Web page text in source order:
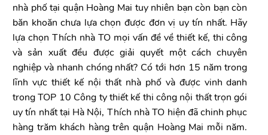
nhà phố tại quận Hoàng Mai tuy nhiên bạn còn bạn còn
băn khoăn chưa lựa chọn được đơn vị uy tín nhất. Hãy
lựa chọn Thích nhà TO mọi vấn đề về thiết kế, thi công
và sản xuất đều được giải quyết một cách chuyên
nghiệp và nhanh chóng nhất? Có tới hơn 15 năm trong
lĩnh vực thiết kế nội thất nhà phố và được vinh danh
trong TOP 10 Công ty thiết kế thi công nội thất trọn gói
uy tín nhất tại Hà Nội, Thích nhà TO hiện đã chinh phục
hàng trăm khách hàng trên quận Hoàng Mai mỗi năm.